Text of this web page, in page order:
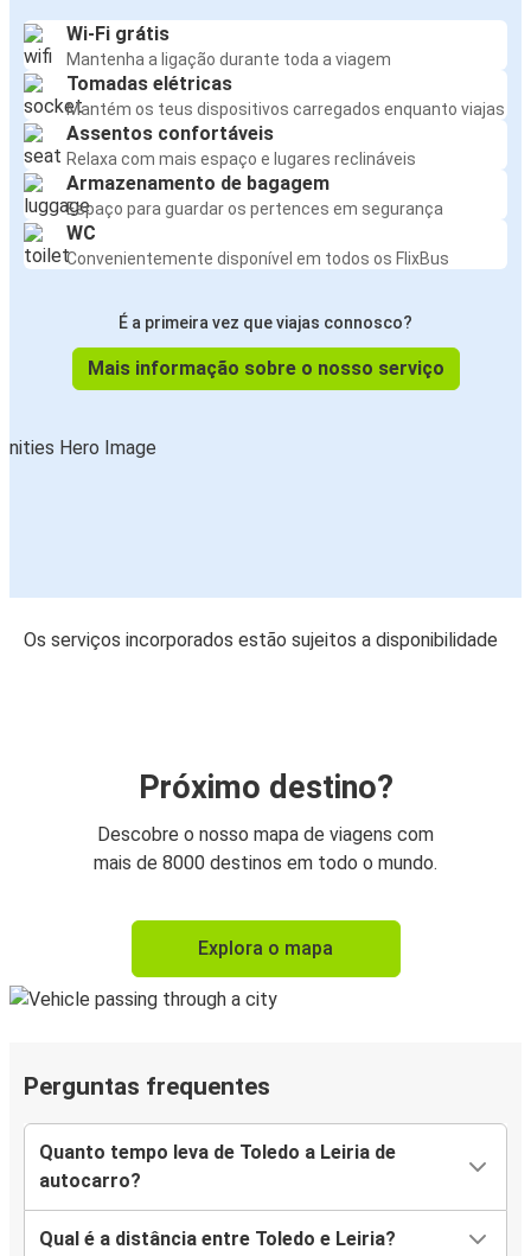
Wi-Fi grátis
Mantenha a ligação durante toda a viagem
Tomadas elétricas
Mantém os teus dispositivos carregados enquanto viajas
Assentos confortáveis
Relaxa com mais espaço e lugares reclináveis
Armazenamento de bagagem
Espaço para guardar os pertences em segurança
WC
Convenientemente disponível em todos os FlixBus
É a primeira vez que viajas connosco?
Mais informação sobre o nosso serviço
Os serviços incorporados estão sujeitos a disponibilidade
Próximo destino?
Descobre o nosso mapa de viagens com
mais de 8000 destinos em todo o mundo.
Explora o mapa
Perguntas frequentes
Quanto tempo leva de Toledo a Leiria de
autocarro?
Qual é a distância entre Toledo e Leiria?